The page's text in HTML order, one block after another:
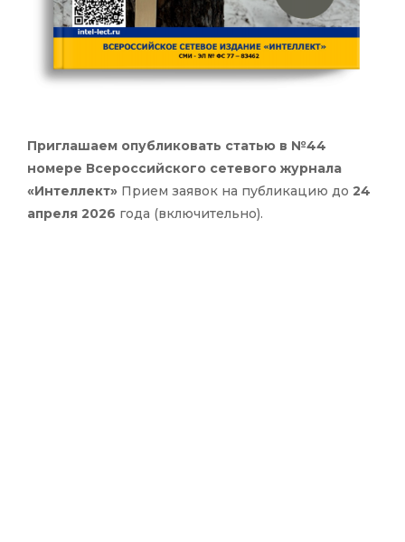
Приглашаем опубликовать статью в №44
номере Всероссийского сетевого журнала
«Интеллект» Прием заявок на публикацию до 24
апреля 2026 года (включительно).